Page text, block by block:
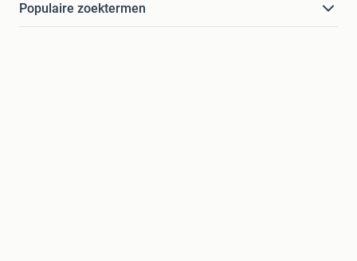
Populaire zoektermen